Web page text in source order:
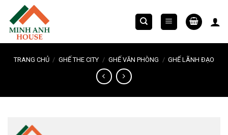
Chuyển
đến
nội
dung
TRANG CHỦ / GHẾ THE CITY / GHẾ VĂN PHÒNG / GHẾ LÃNH ĐẠO